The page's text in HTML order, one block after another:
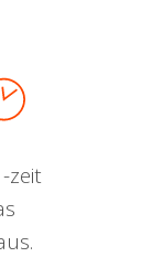
zeit